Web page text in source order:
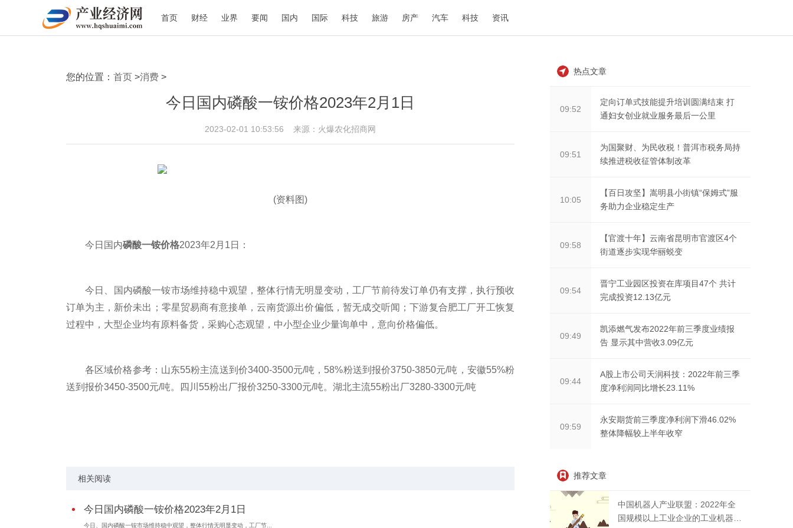
首页 财经 业界 要闻 国内 国际 科技 旅游 房产 汽车 科技 资讯
您的位置： 首页 >消费 >
今日国内磷酸一铵价格2023年2月1日
2023-02-01 10:53:56 来源：火爆农化招商网
(资料图)
今日国内磷酸一铵价格2023年2月1日：
今日、国内磷酸一铵市场维持稳中观望，整体行情无明显变动，工厂节前待发订单仍有支撑，执行预收
订单为主，新价未出；零星贸易商有意接单，云南货源出价偏低，暂无成交听闻；下游复合肥工厂开工恢复
过程中，大型企业均有原料备货，采购心态观望，中小型企业少量询单中，意向价格偏低。
各区域价格参考：山东55粉主流送到价3400-3500元/吨，58%粉送到报价3750-3850元/吨，安徽55%粉
送到报价3450-3500元/吨。四川55粉出厂报价3250-3300元/吨。湖北主流55粉出厂3280-3300元/吨
相关阅读
今日国内磷酸一铵价格2023年2月1日
今日、国内磷酸一铵市场维持稳中观望，整体行情无明显变动，工厂节...
热点文章
09:52
定向订单式技能提升培训圆满结束 打
通妇女创业就业服务最后一公里
09:51
为国聚财、为民收税！普洱市税务局持
续推进税收征管体制改革
10:05
【百日攻坚】嵩明县小街镇“保姆式”服
务助力企业稳定生产
09:58
【官渡十年】云南省昆明市官渡区4个
街道逐步实现华丽蜕变
09:54
晋宁工业园区投资在库项目47个 共计
完成投资12.13亿元
09:49
凯添燃气发布2022年前三季度业绩报
告 显示其中营收3.09亿元
09:44
A股上市公司天润科技：2022年前三季
度净利润同比增长23.11%
09:59
永安期货前三季度净利润下滑46.02%
整体降幅较上半年收窄
推荐文章
中国机器人产业联盟：2022年全
国规模以上工业企业的工业机器人